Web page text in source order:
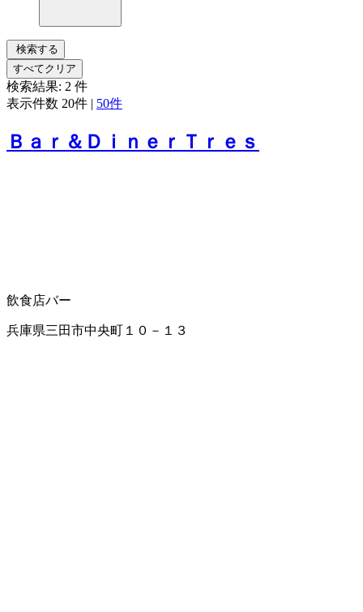
検索する
すべてクリア
検索結果: 2 件
表示件数 20件 | 50件
Ｂａｒ＆ＤｉｎｅｒＴｒｅｓ
飲食店バー
兵庫県三田市中央町１０－１３